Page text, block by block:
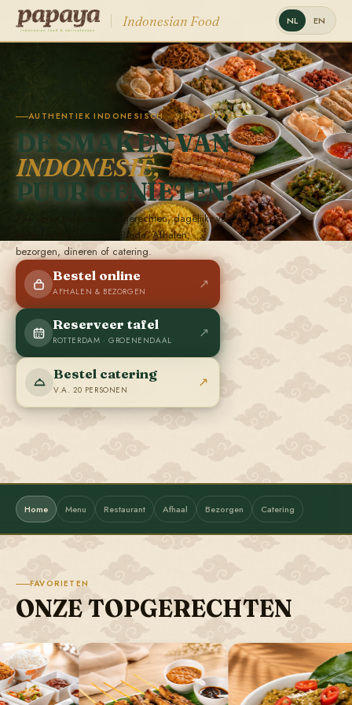
Indonesian Food NL EN
AUTHENTIEK INDONESISCH · SINDS 1997
DE SMAKEN VAN
INDONESIË,
PUUR GENIETEN!
75+ verse Indonesische gerechten, dagelijks vers
bereid in Rotterdam en Breda. Afhalen,
bezorgen, dineren of catering.
Bestel online
AFHALEN & BEZORGEN ↗
Reserveer tafel
ROTTERDAM · GROENENDAAL ↗
Bestel catering
V.A. 20 PERSONEN ↗
Home Menu Restaurant Afhaal Bezorgen Catering
FAVORIETEN
ONZE TOPGERECHTEN